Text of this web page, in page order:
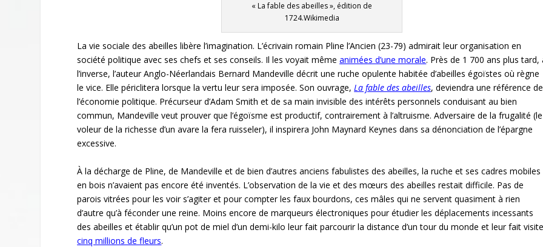
« La fable des abeilles », édition de
1724.Wikimedia
La vie sociale des abeilles libère l’imagination. L’écrivain romain Pline l’Ancien (23-79) admirait leur organisation en
société politique avec ses chefs et ses conseils. Il les voyait mêmeanimées d’une morale. Près de 1 700 ans plus tard,
l’inverse, l’auteur Anglo-Néerlandais Bernard Mandeville décrit une ruche opulente habitée d’abeilles égoïstes où règne
le vice. Elle périclitera lorsque la vertu leur sera imposée. Son ouvrage,La fable des abeilles, deviendra une référence de
l’économie politique. Précurseur d’Adam Smith et de sa main invisible des intérêts personnels conduisant au bien
commun, Mandeville veut prouver que l’égoïsme est productif, contrairement à l’altruisme. Adversaire de la frugalité (le
voleur de la richesse d’un avare la fera ruisseler), il inspirera John Maynard Keynes dans sa dénonciation de l’épargne
excessive.
À la décharge de Pline, de Mandeville et de bien d’autres anciens fabulistes des abeilles, la ruche et ses cadres mobiles
en bois n’avaient pas encore été inventés. L’observation de la vie et des mœurs des abeilles restait difficile. Pas de
parois vitrées pour les voir s’agiter et pour compter les faux bourdons, ces mâles qui ne servent quasiment à rien
d’autre qu’à féconder une reine. Moins encore de marqueurs électroniques pour étudier les déplacements incessants
des abeilles et établir qu’un pot de miel d’un demi-kilo leur fait parcourir la distance d’un tour du monde et leur fait
cinq millions de fleurs.